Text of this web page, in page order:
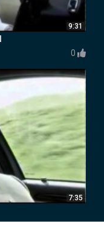
9:31
0
7:35
0